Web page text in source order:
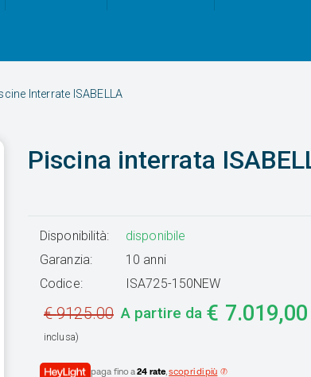
Interrate ISABELLA
Piscina interrata
Disponibilità:
disponibile
Garanzia:
10 anni
Codice:
ISA725-150NEW
€9125.00 A partire da € 7.019,00
inclusa)
paga fino a24 rate,scopri di più